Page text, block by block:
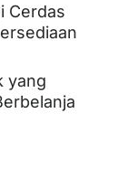
Cerdas
yang